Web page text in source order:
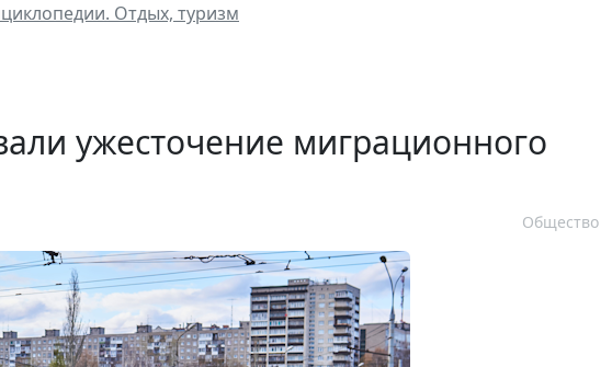
Отдых, туризм
ужесточение миграционного
Общество